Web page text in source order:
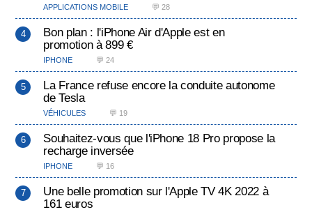
APPLICATIONS MOBILE 💬 28
Bon plan : l'iPhone Air d'Apple est en
promotion à 899 €
IPHONE 💬 24
La France refuse encore la conduite autonome
de Tesla
VÉHICULES 💬 19
Souhaitez-vous que l'iPhone 18 Pro propose la
recharge inversée
IPHONE 💬 16
Une belle promotion sur l'Apple TV 4K 2022 à
161 euros